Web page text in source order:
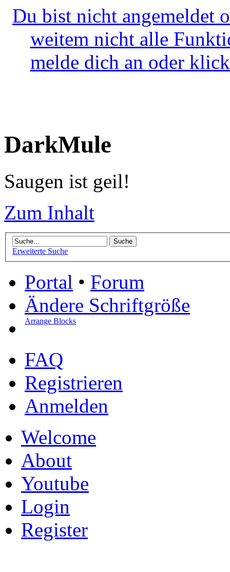
Du bist nicht angemeldet
weitem nicht alle
melde dich an oder
DarkMule
Saugen ist geil!
Zum Inhalt
Erweiterte Suche
Portal • Forum
Ändere Schriftgröße
Arrange Blocks
FAQ
Registrieren
Anmelden
Welcome
About
Youtube
Login
Register